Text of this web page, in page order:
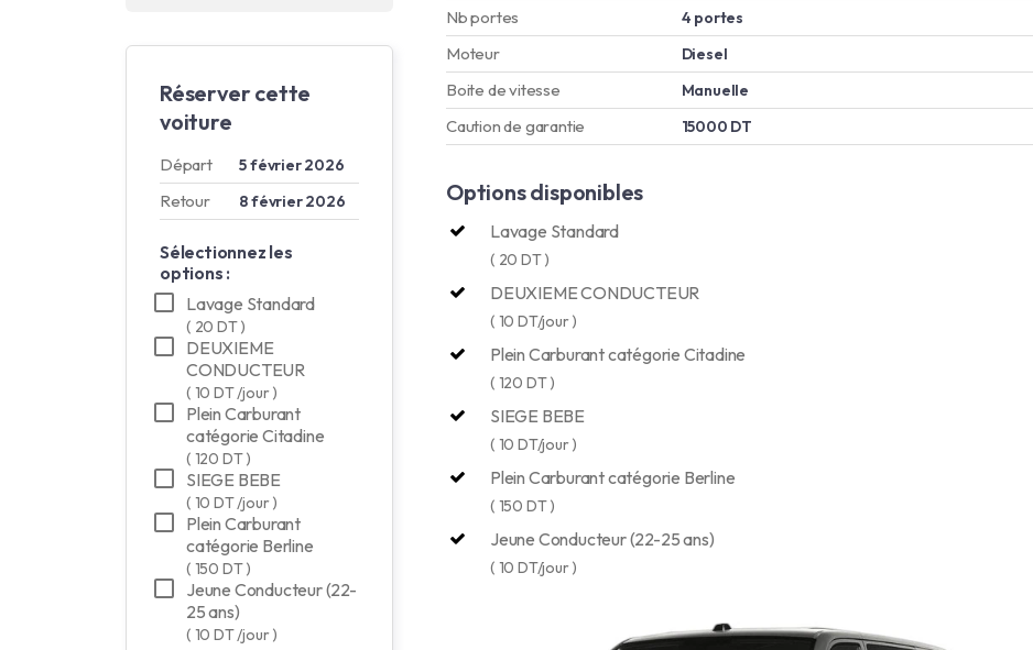
Réserver cette
voiture
Départ 5 février 2026
Retour 8 février 2026
Sélectionnez les
options :
Lavage Standard
( 20 DT )
DEUXIEME
CONDUCTEUR
( 10 DT /jour )
Plein Carburant
catégorie Citadine
( 120 DT )
SIEGE BEBE
( 10 DT /jour )
Plein Carburant
catégorie Berline
( 150 DT )
Jeune Conducteur (22-
25 ans)
( 10 DT /jour )
Nb portes 4 portes
Moteur Diesel
Boite de vitesse Manuelle
Caution de garantie 15000 DT
Options disponibles
Lavage Standard
( 20 DT )
DEUXIEME CONDUCTEUR
( 10 DT/jour )
Plein Carburant catégorie Citadine
( 120 DT )
SIEGE BEBE
( 10 DT/jour )
Plein Carburant catégorie Berline
( 150 DT )
Jeune Conducteur (22-25 ans)
( 10 DT/jour )